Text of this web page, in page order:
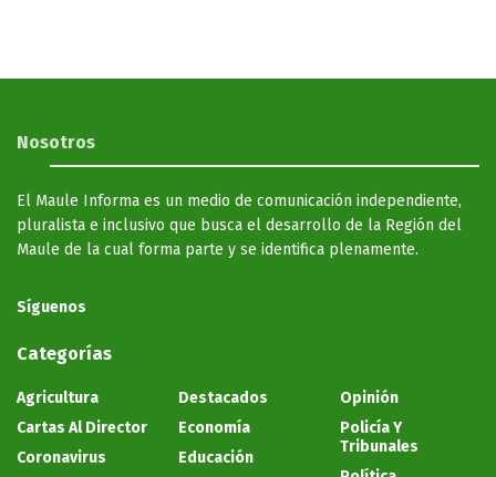
Nosotros
El Maule Informa es un medio de comunicación independiente,
pluralista e inclusivo que busca el desarrollo de la Región del
Maule de la cual forma parte y se identifica plenamente.
Síguenos
Categorías
Agricultura
Cartas Al Director
Coronavirus
Destacados
Economía
Educación
Opinión
Policía Y
Tribunales